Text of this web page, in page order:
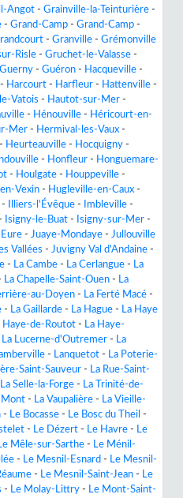
Angot - Grainville-la-Teinturière -
- Grand-Camp - Grand-Camp -
- Granville - Grémonville
Risle - Gruchet-le-Valasse -
Guerny - Guéron - Hacqueville -
- Harcourt - Harfleur - Hattenville -
Vatois - Hautot-sur-Mer -
- Hénouville - Héricourt-en-
Mer - Hermival-les-Vaux -
- Heurteauville - Hocquigny -
- Honfleur - Honguemare-
- Houlgate - Houppeville -
Vexin - Hugleville-en-Caux -
- Illiers-l'Évêque - Imbleville -
Isigny-le-Buat - Isigny-sur-Mer -
- Juaye-Mondaye - Jullouville
Vallées - Juvigny Val d'Andaine -
- La Cambe - La Cerlangue - La
La Chapelle-Saint-Ouen - La
au-Doyen - La Ferté Macé -
- La Gaillarde - La Hague - La Haye
Haye-de-Routot - La Haye-
La Lucerne-d'Outremer - La
- Lanquetot - La Poterie-
Saint-Sauveur - La Rue-Saint-
La Selle-la-Forge - La Trinité-de-
Mont - La Vaupalière - La Vieille-
- Le Bocasse - Le Bosc du Theil -
- Le Dézert - Le Havre - Le
Le Mêle-sur-Sarthe - Le Ménil-
- Le Mesnil-Esnard - Le Mesnil-
- Le Mesnil-Saint-Jean - Le
- Le Molay-Littry - Le Mont-Saint-